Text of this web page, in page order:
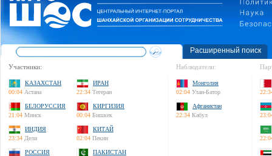
Расширенный поиск
Участники:
КАЗАХСТАН
00:04 Астана
ИРАН
22:34 Тегеран
БЕЛОРУССИЯ
21:04 Минск
КИРГИЗИЯ
00:04 Бишкек
ИНДИЯ
23:34 Дели
КИТАЙ
02:04 Пекин
РОССИЯ
ПАКИСТАН
Наблюдатели:
Монголия
02:04 Улан-Батор
Афганистан
22:34 Кабул